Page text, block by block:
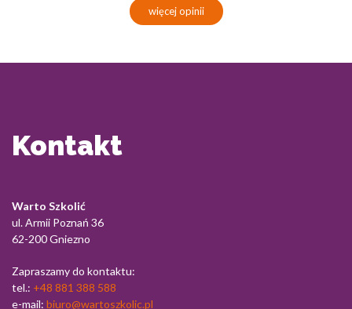
więcej opinii
Kontakt
Warto Szkolić
ul. Armii Poznań 36
62-200 Gniezno
Zapraszamy do kontaktu:
tel.: +48 881 388 588
e-mail: biuro@wartoszkolic.pl